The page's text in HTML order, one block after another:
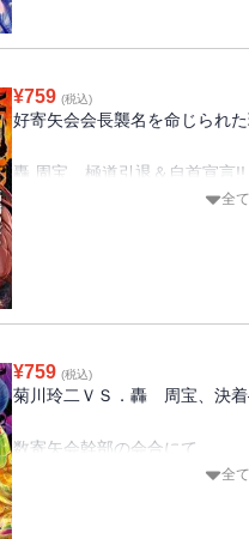
まさかの告白に、玲二、悲願
極道潜入伝説、“一新紀元”の第
¥759 (税込)
好寄矢会会長襲名を命じられ
轟 周宝、極道引退＆自首宣言!!
その引き換えとして提示され
玲二は、最愛の恋人・純奈の
極道潜入伝説、“光芒一閃”の第
全
¥759 (税込)
菊川玲二ＶＳ．轟 周宝、決
数寄矢会幹部の会合にて、
五代目会長の任命を受けた玲
全